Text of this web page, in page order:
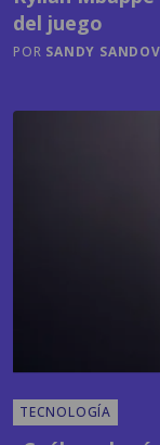
avanzado en
puede